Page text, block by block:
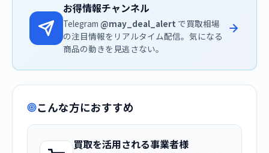
お得情報チャンネル
Telegram @may_deal_alert で買取相場
の注目情報をリアルタイム配信。気になる
商品の動きを見逃さない。
こんな方におすすめ
買取を活用される事業者様